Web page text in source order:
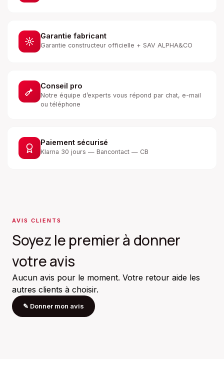
Garantie fabricant
Garantie constructeur officielle + SAV ALPHA&CO
Conseil pro
Notre équipe d’experts vous répond par chat, e-mail
ou téléphone
Paiement sécurisé
Klarna 30 jours — Bancontact — CB
AVIS CLIENTS
Soyez le premier à donner
votre avis
Aucun avis pour le moment. Votre retour aide les
autres clients à choisir.
✎ Donner mon avis